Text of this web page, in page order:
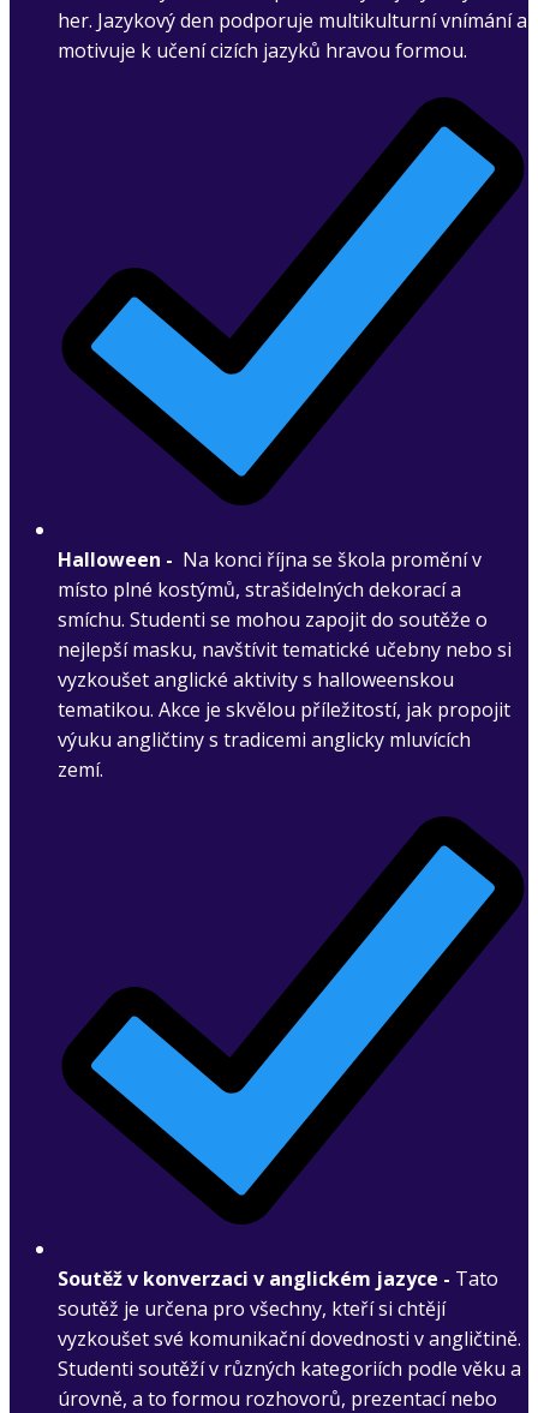
her. Jazykový den podporuje multikulturní vnímání a
motivuje k učení cizích jazyků hravou formou.
Halloween - Na konci října se škola promění v
místo plné kostýmů, strašidelných dekorací a
smíchu. Studenti se mohou zapojit do soutěže o
nejlepší masku, navštívit tematické učebny nebo si
vyzkoušet anglické aktivity s halloweenskou
tematikou. Akce je skvělou příležitostí, jak propojit
výuku angličtiny s tradicemi anglicky mluvících
zemí.
Soutěž v konverzaci v anglickém jazyce - Tato
soutěž je určena pro všechny, kteří si chtějí
vyzkoušet své komunikační dovednosti v angličtině.
Studenti soutěží v různých kategoriích podle věku a
úrovně, a to formou rozhovorů, prezentací nebo